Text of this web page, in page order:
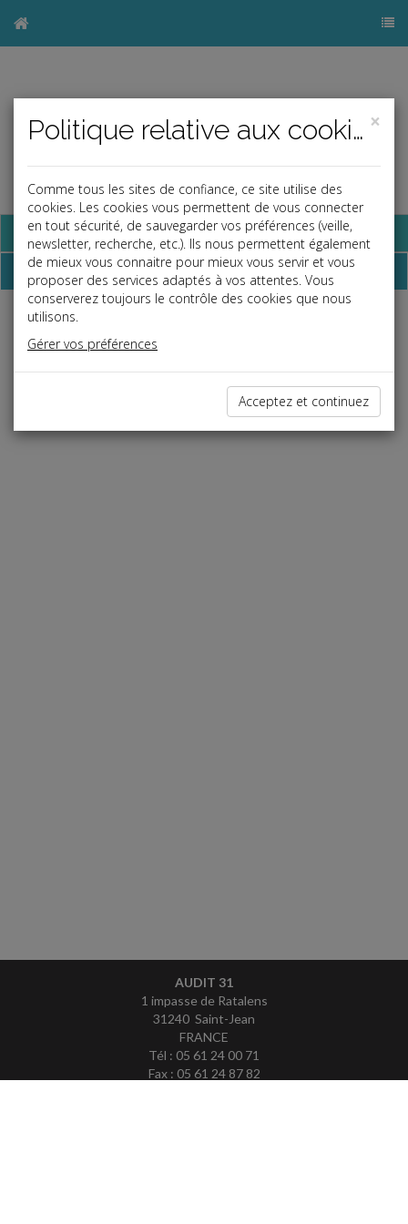
Base documentaire
Dossiers
Espace réservé
AUDIT 31
1 impasse de Ratalens
31240 Saint-Jean
FRANCE
Tél : 05 61 24 00 71
Fax : 05 61 24 87 82
×
Politique relative aux cookies
Comme tous les sites de confiance, ce site utilise des
cookies. Les cookies vous permettent de vous connecter
en tout sécurité, de sauvegarder vos préférences (veille,
newsletter, recherche, etc.). Ils nous permettent également
de mieux vous connaitre pour mieux vous servir et vous
proposer des services adaptés à vos attentes. Vous
conserverez toujours le contrôle des cookies que nous
utilisons.
Gérer vos préférences
Acceptez et continuez